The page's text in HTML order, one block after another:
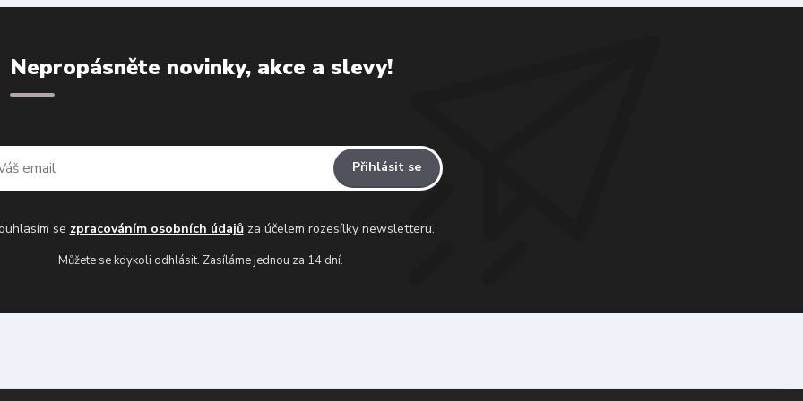
Nepropásněte novinky, akce a slevy!
Přihlásit se
se zpracováním osobních údajůza účelem rozesílky newsletteru.
Můžete se kdykoli odhlásit. Zasíláme jednou za 14 dní.